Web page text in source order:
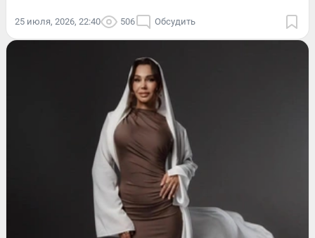
25 июля, 2026, 22:40 506 Обсудить